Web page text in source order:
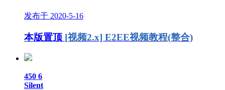
发布于 2020-5-16
本版置顶 [视频2.x] E2EE视频教程(整合)
450 6
Silent